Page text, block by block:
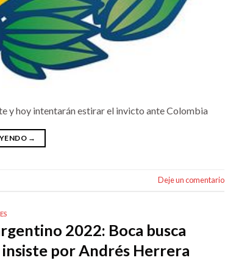
y hoy intentarán estirar el invicto ante Colombia
→
Deje un comentario
2022: Boca busca
por Andrés Herrera